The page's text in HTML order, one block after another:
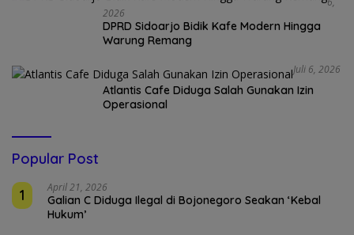
2026
DPRD Sidoarjo Bidik Kafe Modern Hingga
Warung Remang
Juli 6, 2026
Atlantis Cafe Diduga Salah Gunakan Izin
Operasional
Popular Post
1
April 21, 2026
Galian C Diduga Ilegal di Bojonegoro Seakan ‘Kebal
Hukum’